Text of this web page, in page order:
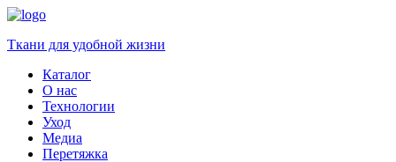
Ткани для удобной жизни
Каталог
О нас
Технологии
Уход
Медиа
Перетяжка